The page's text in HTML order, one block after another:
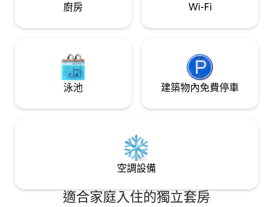
廚房 Wi-Fi
泳池 建築物內免費停車
空調設備
適合家庭入住的獨立套房